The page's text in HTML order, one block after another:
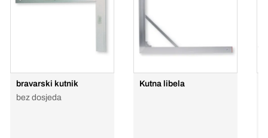
bravarski kutnik
bez dosjeda
Kutna libela